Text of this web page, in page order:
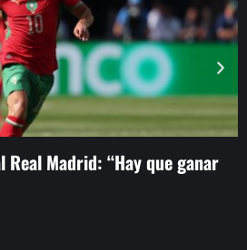
Real Madrid: “Hay que ganar